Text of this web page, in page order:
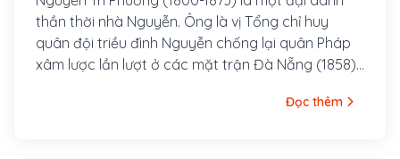
thần thời nhà Nguyễn. Ông là vị Tổng chỉ huy
quân đội triều đình Nguyễn chống lại quân Pháp
xâm lược lần lượt ở các mặt trận Đà Nẵng (1858),
Đọc thêm